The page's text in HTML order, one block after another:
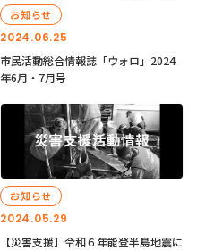
2024.06.25
お知らせ
市民活動総合情報誌「ウォロ」2024
年6月・7月号
2024.05.29
お知らせ
【災害支援】令和６年能登半島地震に